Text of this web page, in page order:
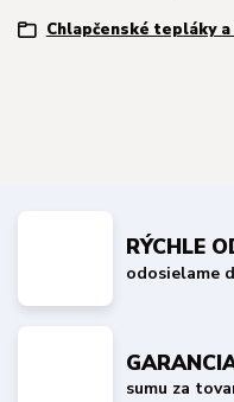
Chlapčenské tepláky a
RÝCHLE
odosielame
sumu za